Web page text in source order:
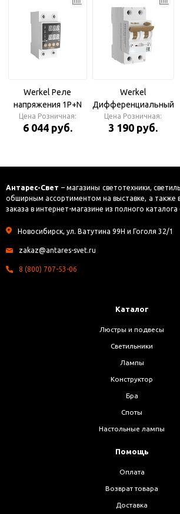
Werkel Реле
напряжения 1P+N
63А
Цена Розничная:
6 044 руб.
Werkel
Дифференциальный
автомат 1P+N 16A 30
mА 6 kА C A
Цена Розничная:
3 190 руб.
Антарес-Свет – магазины светотехники,
обширным ассортиментом на выставке, а также
заказа в интернет-магазине из полного каталога
Новосибирск, ул. Ватутина 99Н и Гоголя 32/1
zakaz@antares-svet.ru
8 (800) 707-53-06
Каталог
Люстры и подвесы
Светильники
Лампы
Конструктор
Бра
Споты
Настольные лампы
Помощь
Оплата
Возврат товара
Доставка